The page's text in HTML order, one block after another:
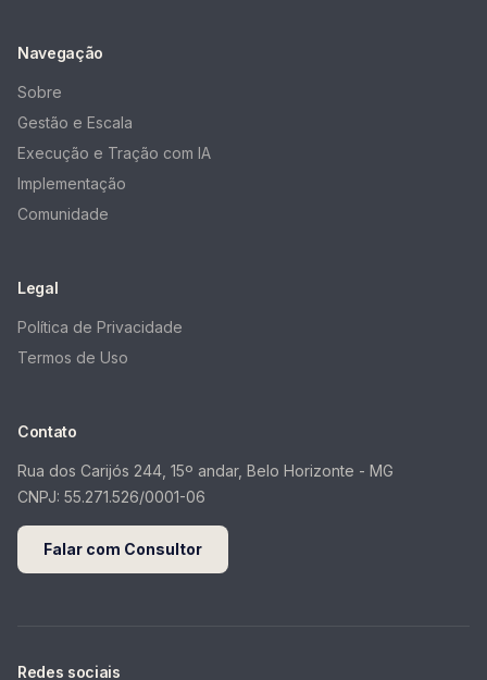
Navegação
Sobre
Gestão e Escala
Execução e Tração com IA
Implementação
Comunidade
Legal
Política de Privacidade
Termos de Uso
Contato
Rua dos Carijós 244, 15º andar, Belo Horizonte - MG
CNPJ: 55.271.526/0001-06
Falar com Consultor
Redes sociais